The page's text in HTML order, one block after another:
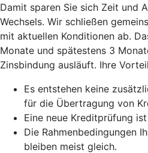
Damit sparen Sie sich Zeit und
Wechsels. Wir schließen
mit aktuellen Konditionen ab.
Monate und spätestens 3
Zinsbindung ausläuft. Ihre
Es entstehen keine
für die Übertragung von
Eine neue Kreditprüfung
Die Rahmenbedingungen
bleiben meist gleich.